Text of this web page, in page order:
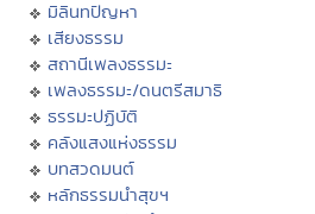
มิลินทปัญหา
เสียงธรรม
สถานีเพลงธรรมะ
เพลงธรรมะ/ดนตรีสมาธิ
ธรรมะปฏิบัติ
คลังแสงแห่งธรรม
บทสวดมนต์
หลักธรรมนำสุขฯ